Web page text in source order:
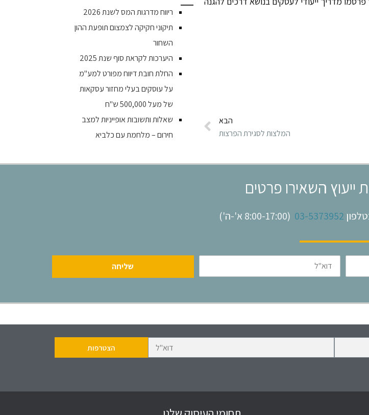
הבא
המלצות לסגירת הפרצות
ריווח מדרגות המס לשנת 2026
תיקוני חקיקה לצמצום תופעת ההון
השחור
היערכות לקראת סוף שנת 2025
החלת חובת דיווח מפורט למע"מ
על עוסקים בעלי מחזור עסקאות
של מעל 500,000 ש"ח
שאלות ותשובות אופייניות למצב
חירום – מלחמת עם כלביא
ייעוץ השאירו פרטים
03-5373952 (8:00-17:00 א'-ה')
דוא"ל
שליחה